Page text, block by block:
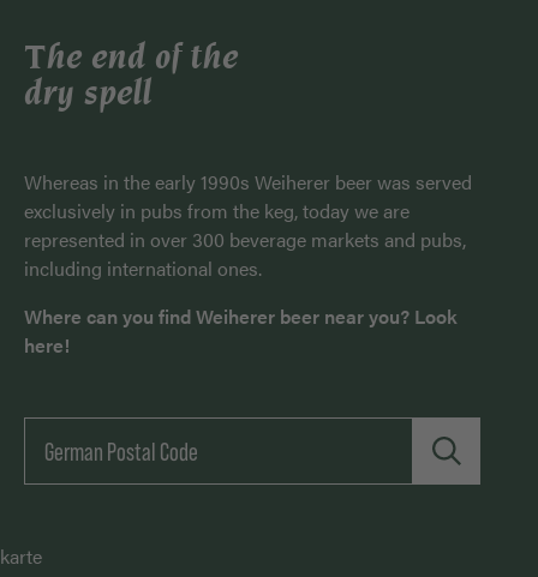
The end of the
dry spell
Whereas in the early 1990s Weiherer beer was served
exclusively in pubs from the keg, today we are
represented in over 300 beverage markets and pubs,
including international ones.
Where can you find Weiherer beer near you? Look
here!
karte